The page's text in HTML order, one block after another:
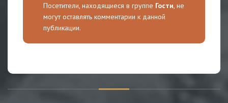
Посетители, находящиеся в группе Гости, не
могут оставлять комментарии к данной
публикации.